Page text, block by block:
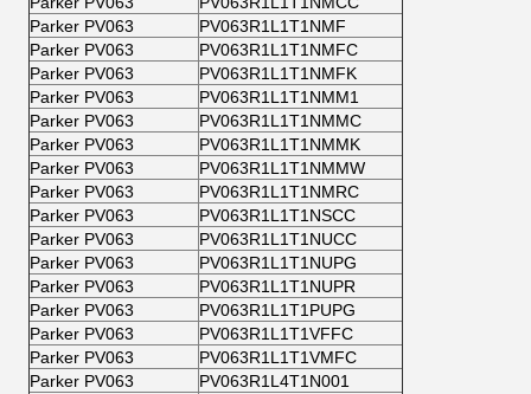
Parker PV063
PV063R1L1T1NMF
Parker PV063
PV063R1L1T1NMFC
Parker PV063
PV063R1L1T1NMFK
Parker PV063
PV063R1L1T1NMM1
Parker PV063
PV063R1L1T1NMMC
Parker PV063
PV063R1L1T1NMMK
Parker PV063
PV063R1L1T1NMMW
Parker PV063
PV063R1L1T1NMRC
Parker PV063
PV063R1L1T1NSCC
Parker PV063
PV063R1L1T1NUCC
Parker PV063
PV063R1L1T1NUPG
Parker PV063
PV063R1L1T1NUPR
Parker PV063
PV063R1L1T1PUPG
Parker PV063
PV063R1L1T1VFFC
Parker PV063
PV063R1L1T1VMFC
Parker PV063
PV063R1L4T1N001